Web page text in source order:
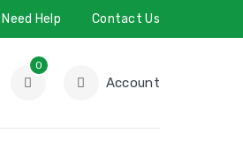
Need Help Contact Us
0
Account